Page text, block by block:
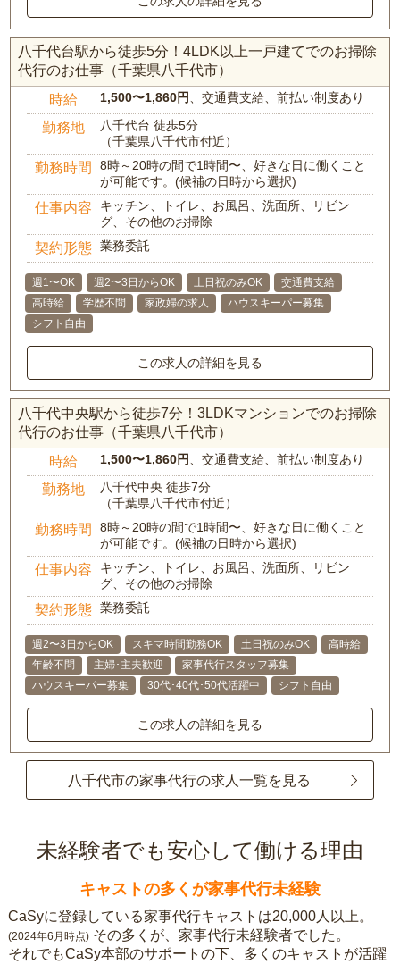
八千代台駅から徒歩5分！4LDK以上一戸建てでのお掃除
代行のお仕事（千葉県八千代市）
時給 1,500〜1,860円 、交通費支給、前払い制度あり
勤務地
八千代台 徒歩5分
（千葉県八千代市付近）
勤務時間
8時～20時の間で1時間〜、好きな日に働くこと
が可能です。(候補の日時から選択)
仕事内容
キッチン、トイレ、お風呂、洗面所、リビン
グ、その他のお掃除
契約形態 業務委託
週1〜OK 週2〜3日からOK 土日祝のみOK
交通費支給
高時給
学歴不問 家政婦の求人
ハウスキーパー募集
シフト自由
この求人の詳細を見る
八千代中央駅から徒歩7分！3LDKマンションでのお掃除
代行のお仕事（千葉県八千代市）
時給 1,500〜1,860円 、交通費支給、前払い制度あり
勤務地
八千代中央 徒歩7分
（千葉県八千代市付近）
勤務時間
8時～20時の間で1時間〜、好きな日に働くこと
が可能です。(候補の日時から選択)
仕事内容
キッチン、トイレ、お風呂、洗面所、リビン
グ、その他のお掃除
契約形態 業務委託
週2〜3日からOK スキマ時間勤務OK 土日祝のみOK
高時給
年齢不問
主婦･主夫歓迎
家事代行スタッフ募集
ハウスキーパー募集
30代･40代･50代活躍中 シフト自由
この求人の詳細を見る
八千代市の家事代行の求人一覧を見る
未経験者でも安心して働ける理由
キャストの多くが家事代行未経験
CaSyに登録している家事代行キャストは20,000人以上。
(2024年6月時点) その多くが、家事代行未経験者でした。
それでもCaSy本部のサポートの下、多くのキャストが活躍